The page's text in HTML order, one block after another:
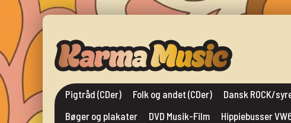
Pigtråd (CDer) Folk og andet (CDer) Dansk ROCK/
Bøger og plakater
DVD Musik-Film Hippiebusser